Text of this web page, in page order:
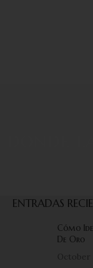
ENTRADAS
Cómo
De Oro